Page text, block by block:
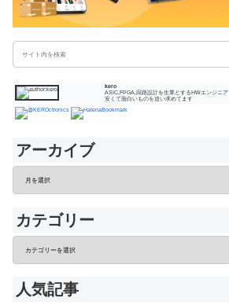
kero
ASIC,FPGA,回路設計を生業とするHWエンジニア
安くて面白いものを追い求めてます
アーカイブ
カテゴリー
人気記事